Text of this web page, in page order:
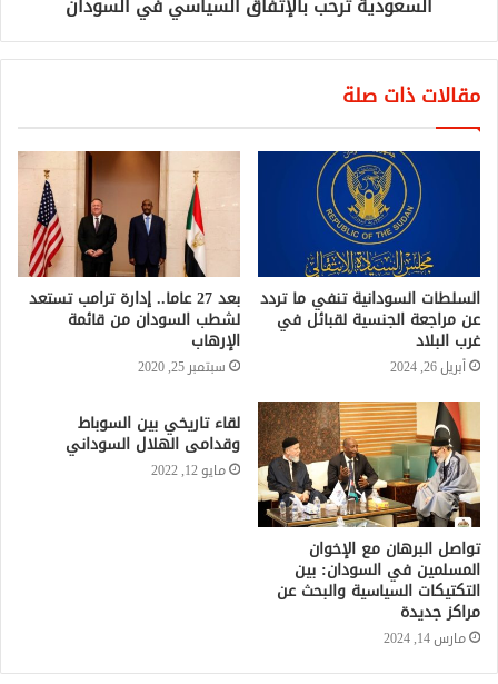
مقالات ذات صلة
السلطات السودانية تنفي ما تردد
عن مراجعة الجنسية لقبائل في
غرب البلاد
أبريل 26, 2024
بعد 27 عاما.. إدارة ترامب تستعد
لشطب السودان من قائمة
الإرهاب
سبتمبر 25, 2020
تواصل البرهان مع الإخوان
المسلمين في السودان: بين
التكتيكات السياسية والبحث عن
مراكز جديدة
مارس 14, 2024
لقاء تاريخي بين السوباط
وقدامى الهلال السوداني
مايو 12, 2022